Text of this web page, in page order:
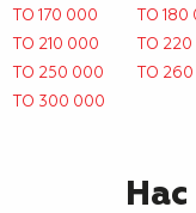
ТО 170 000
ТО 180
ТО 210 000
ТО
ТО 250 000
ТО
ТО 300 000